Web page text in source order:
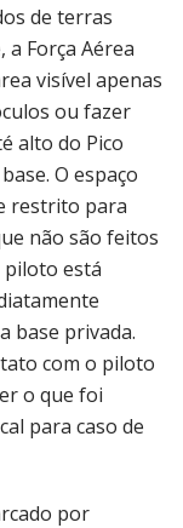
de terras
a Força Aérea
visível apenas
ou fazer
alto do Pico
O espaço
restrito para
não são feitos
piloto está
base privada.
com o piloto
o que foi
para caso de
por